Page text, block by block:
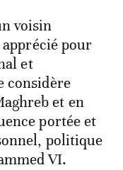
voisin
pour
et
considère
et en
portée et
politique
VI.